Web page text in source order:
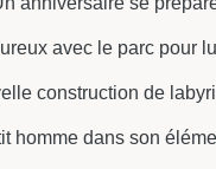
avec le parc pour
construction de
homme dans son